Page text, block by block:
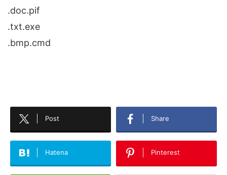
.doc.pif
.txt.exe
.bmp.cmd
Post Share
Hatena Pinterest